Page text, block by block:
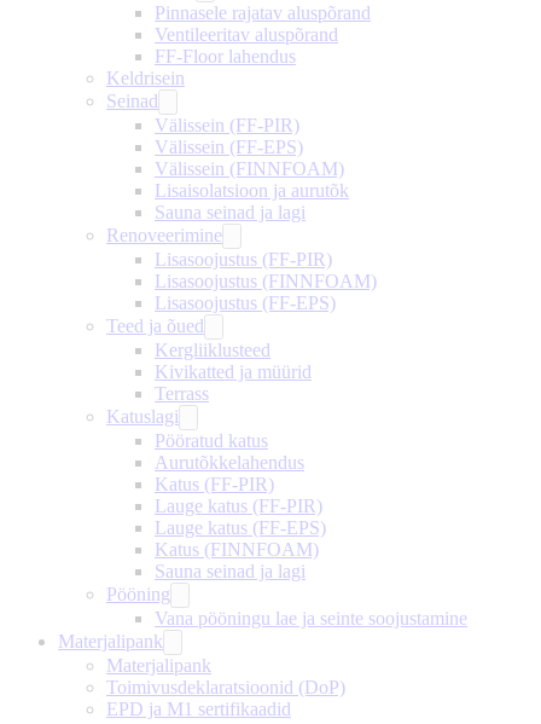
Pinnasele rajatav aluspõrand
Ventileeritav aluspõrand
FF-Floor lahendus
Keldrisein
Seinad
Välissein (FF-PIR)
Välissein (FF-EPS)
Välissein (FINNFOAM)
Lisaisolatsioon ja aurutõk
Sauna seinad ja lagi
Renoveerimine
Lisasoojustus (FF-PIR)
Lisasoojustus (FINNFOAM)
Lisasoojustus (FF-EPS)
Teed ja õued
Kergliiklusteed
Kivikatted ja müürid
Terrass
Katuslagi
Pööratud katus
Aurutõkkelahendus
Katus (FF-PIR)
Lauge katus (FF-PIR)
Lauge katus (FF-EPS)
Katus (FINNFOAM)
Sauna seinad ja lagi
Pööning
Vana pööningu lae ja seinte soojustamine
Materjalipank
Materjalipank
Toimivusdeklaratsioonid (DoP)
EPD ja M1 sertifikaadid